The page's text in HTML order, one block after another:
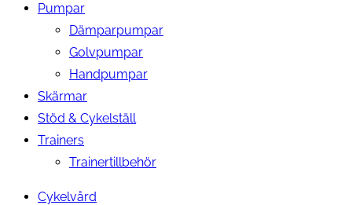
Pumpar
Dämparpumpar
Golvpumpar
Handpumpar
Skärmar
Stöd & Cykelställ
Trainers
Trainertillbehör
Cykelvård